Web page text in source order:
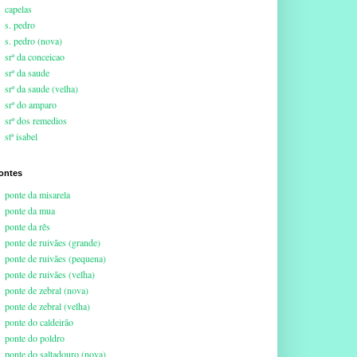
capelas
s. pedro
s. pedro (nova)
srª da conceicao
srª da saude
srª da saude (velha)
srª do amparo
srª dos remedios
stª isabel
ponte da misarela
ponte da mua
ponte da rês
ponte de ruivães (grande)
ponte de ruivães (pequena)
ponte de ruivães (velha)
ponte de zebral (nova)
ponte de zebral (velha)
ponte do caldeirão
ponte do poldro
ponte do saltadouro (nova)